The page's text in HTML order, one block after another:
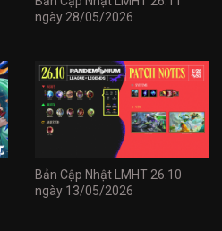
ngày 28/05/2026
Bản Cập Nhật LMHT 26.10
ngày 13/05/2026